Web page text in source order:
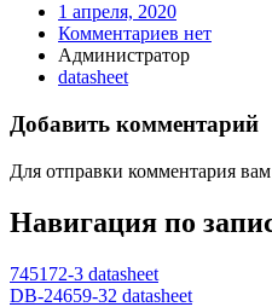
1 апреля, 2020
Комментариев нет
Администратор
datasheet
Добавить комментарий
Для отправки комментария
Навигация по
745172-3 datasheet
DB-24659-32 datasheet